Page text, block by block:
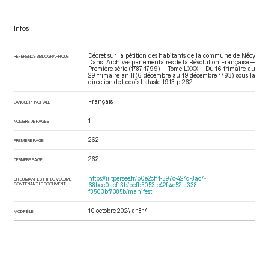
Infos
RÉFÉRENCE BIBLIOGRAPHIQUE
Décret sur la pétition des habitants de la commune de Nécy.
Dans : Archives parlementaires de la Révolution Française —
Première série (1787-1799) — Tome LXXXI - Du 16 frimaire au
29 frimaire an II (6 décembre au 19 décembre 1793) , sous la
direction de Lodoïs Lataste. 1913. p. 262.
LANGUE PRINCIPALE Français
NOMBRE DE PAGES 1
PREMIÈRE PAGE 262
DERNIÈRE PAGE 262
URI DU MANIFEST IIIF DU VOLUME
CONTENANT LE DOCUMENT
https://iiif.persee.fr/b0e2cf11-597c-427d-8ac7-
68bcc0acf13b/bcfb5053-c42f-4c52-a338-
f3503bf7385b/manifest
MODIFIÉ LE 10 octobre 2024 à 18:14